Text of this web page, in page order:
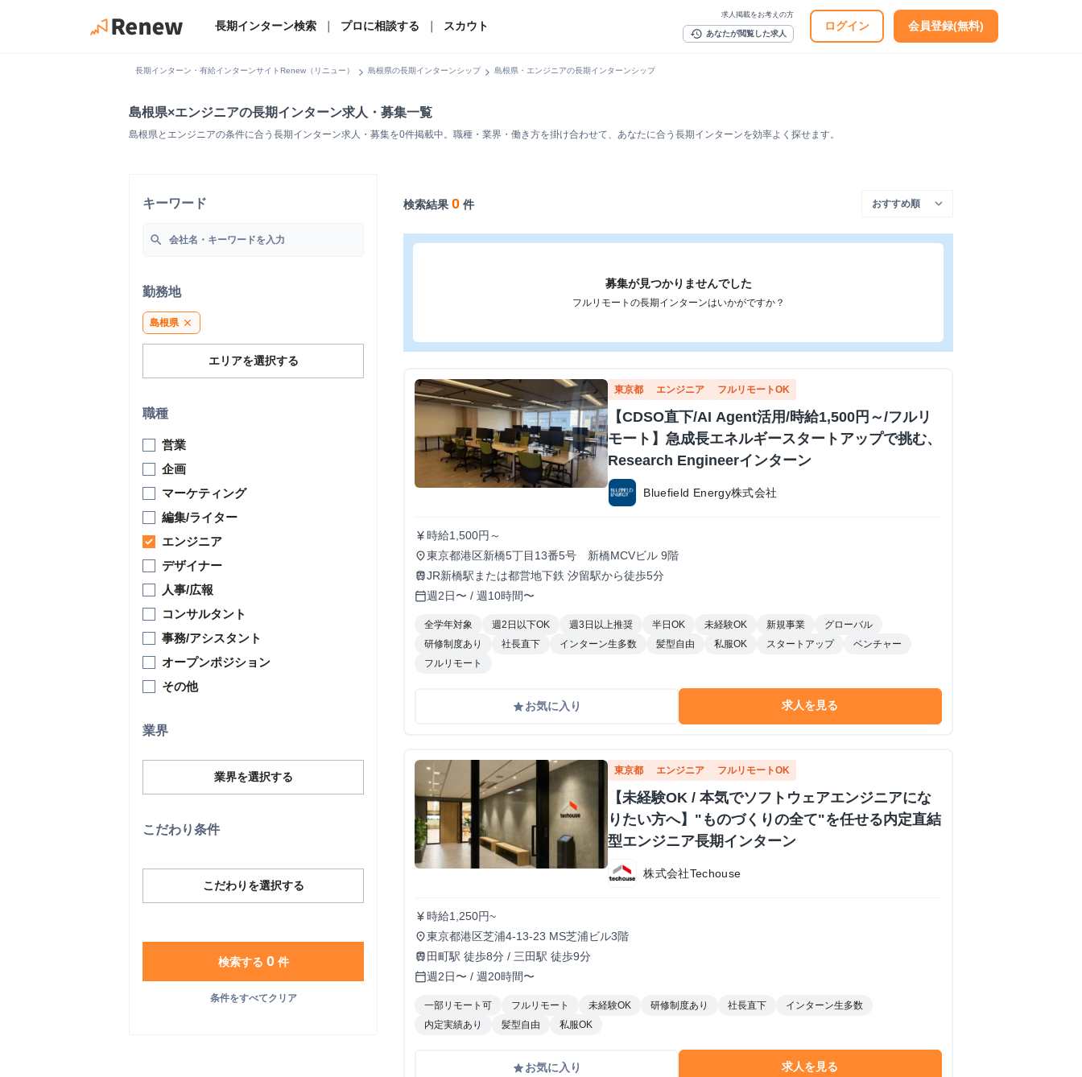
長期インターン検索 プロに相談する スカウト
求人掲載をお考えの方
history あなたが閲覧した求人
ログイン 会員登録(無料)
長期インターン・有給インターンサイトRenew（リニュー） chevron_right 島根県の長期インターンシップchevron_right 島根県・エンジニアの長期インターンシップ
島根県×エンジニアの長期インターン求人・募集一覧
島根県とエンジニアの条件に合う長期インターン求人・募集を0件掲載中。職種・業界・働き方を掛け合わせて、あなたに合う長期インターンを効率よく探せます。
キーワード
search
勤務地
島根県 close
エリアを選択する
職種
営業
企画
マーケティング
編集/ライター
エンジニア
デザイナー
人事/広報
コンサルタント
事務/アシスタント
オープンポジション
その他
業界
業界を選択する
こだわり条件
こだわりを選択する
検索する 0件
条件をすべてクリア
検索結果0 件
募集が見つかりませんでした
フルリモートの長期インターンはいかがですか？
東京都 エンジニア フルリモートOK
【CDSO直下/AI Agent活用/時給1,500円～/フルリ
モート】急成長エネルギースタートアップで挑む、
Research Engineerインターン
Bluefield Energy株式会社
currency_yen時給1,500円～
place東京都港区新橋5丁目13番5号 新橋MCVビル 9階
trainJR新橋駅または都営地下鉄 汐留駅から徒歩5分
calendar_today週2日〜 / 週10時間〜
全学年対象 週2日以下OK 週3日以上推奨 半日OK 未経験OK 新規事業
グローバル
研修制度あり
社長直下 インターン生多数 髪型自由 私服OK スタートアップ
ベンチャー
フルリモート
gradeお気に入り 求人を見る
東京都 エンジニア フルリモートOK
【未経験OK / 本気でソフトウェアエンジニアにな
りたい方へ】"ものづくりの全て"を任せる内定直結
型エンジニア長期インターン
株式会社Techouse
currency_yen時給1,250円~
place東京都港区芝浦4-13-23 MS芝浦ビル3階
train 田町駅 徒歩8分 / 三田駅 徒歩9分
calendar_today週2日〜 / 週20時間〜
一部リモート可 フルリモート 未経験OK 研修制度あり 社長直下
インターン生多数
内定実績あり
髪型自由 私服OK
gradeお気に入り 求人を見る